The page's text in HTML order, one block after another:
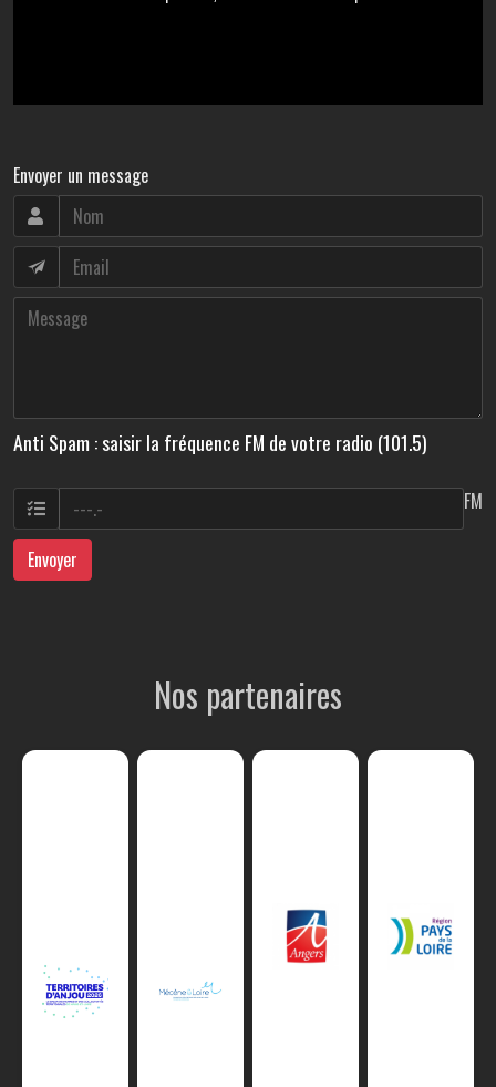
Envoyer un message
Anti Spam : saisir la fréquence FM de votre radio (101.5)
FM
Envoyer
Nos partenaires